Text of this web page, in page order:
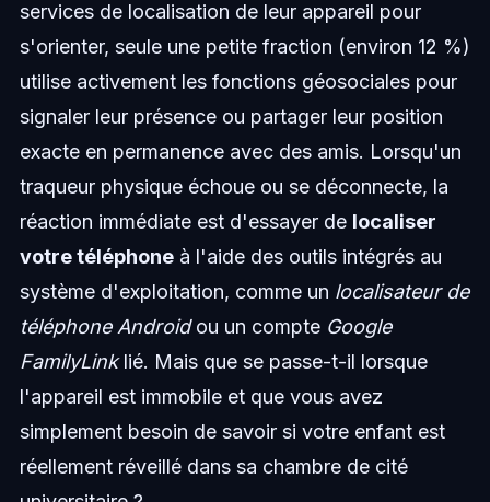
services de localisation de leur appareil pour
s'orienter, seule une petite fraction (environ 12 %)
utilise activement les fonctions géosociales pour
signaler leur présence ou partager leur position
exacte en permanence avec des amis. Lorsqu'un
traqueur physique échoue ou se déconnecte, la
réaction immédiate est d'essayer de localiser
votre téléphoneà l'aide des outils intégrés au
système d'exploitation, comme un localisateur de
téléphone Androidou un compte Google
FamilyLinklié. Mais que se passe-t-il lorsque
l'appareil est immobile et que vous avez
simplement besoin de savoir si votre enfant est
réellement réveillé dans sa chambre de cité